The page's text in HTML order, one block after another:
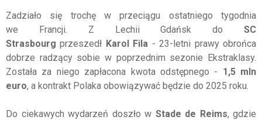
Zadziało się trochę w przeciągu ostatniego tygodnia
we Francji. Z Lechii Gdańsk do SC
Strasbourgprzeszedł Karol Fila - 23-letni prawy obrońca
dobrze radzący sobie w poprzednim sezonie Ekstraklasy.
Została za niego zapłacona kwota odstępnego - 1,5 mln
euro, a kontrakt Polaka obowiązywać będzie do 2025 roku.
Do ciekawych wydarzeń doszło w Stade de Reims, gdzie